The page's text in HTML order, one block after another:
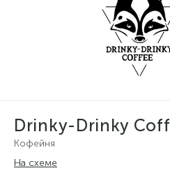
Drinky-Drinky
Кофейня
На схеме